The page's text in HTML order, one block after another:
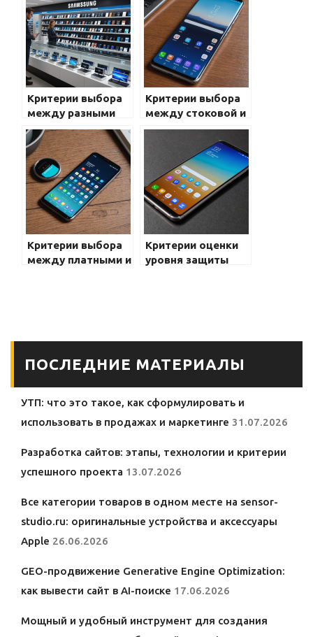
Критерии выбора
между разными
поколениями
моделей Samsung
Galaxy: что нужно
учитывать при
покупке
Критерии выбора
между стоковой и
сторонней
прошивкой для
Galaxy: полный гид
для владельцев
Samsung
Критерии выбора
между платными и
Критерии оценки
уровня защиты
ПОСЛЕДНИЕ МАТЕРИАЛЫ
УТП: что это такое, как сформулировать и
использовать в продажах и маркетинге 31.07.2026
Разработка сайтов: этапы, технологии и критерии
успешного проекта 13.07.2026
Все категории товаров в одном месте на sensor-
studio.ru: оригинальные устройства и аксессуары
Apple 26.06.2026
GEO-продвижение Generative Engine Optimization:
как вывести сайт в AI-поиске 17.06.2026
Мощный и удобный инструмент для создания